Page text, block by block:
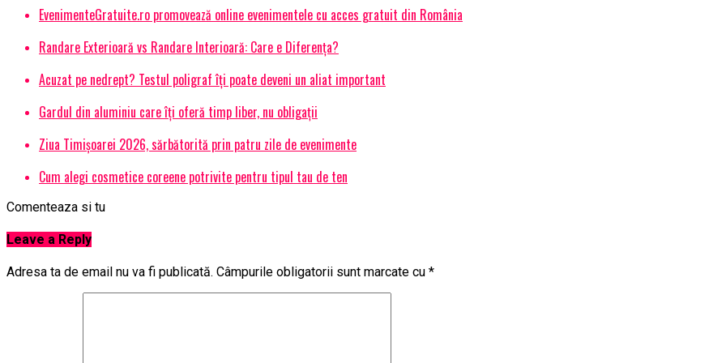
EvenimenteGratuite.ro promovează online evenimentele cu acces gratuit din România
Randare Exterioară vs Randare Interioară: Care e Diferența?
Acuzat pe nedrept? Testul poligraf îţi poate deveni un aliat important
Gardul din aluminiu care îți oferă timp liber, nu obligații
Ziua Timișoarei 2026, sărbătorită prin patru zile de evenimente
Cum alegi cosmetice coreene potrivite pentru tipul tau de ten
Comenteaza si tu
Leave a Reply
Adresa ta de email nu va fi publicată. Câmpurile obligatorii sunt marcate cu *